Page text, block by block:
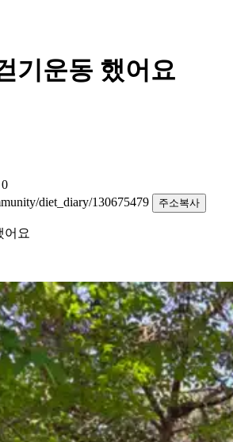
기운동 했어요
0
diet_diary/130675479
주소복사
어요